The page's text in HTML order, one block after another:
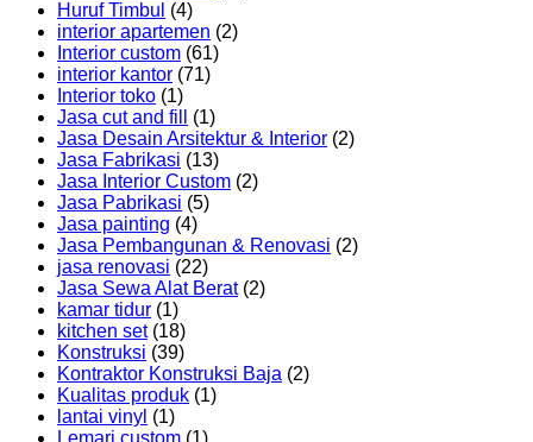
Huruf Timbul (4)
interior apartemen (2)
Interior custom (61)
interior kantor (71)
Interior toko (1)
Jasa cut and fill
(1)
Jasa Desain Arsitektur & Interior (2)
Jasa Fabrikasi (13)
Jasa Interior Custom (2)
Jasa Pabrikasi (5)
Jasa painting (4)
Jasa Pembangunan & Renovasi (2)
jasa renovasi (22)
Jasa Sewa Alat Berat(2)
kamar tidur (1)
kitchen set(18)
Konstruksi (39)
Kontraktor Konstruksi Baja (2)
Kualitas produk (1)
lantai vinyl (1)
Lemari custom (1)